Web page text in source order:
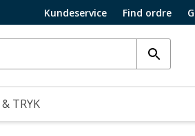
Kundeservice Find ordre
TRYK